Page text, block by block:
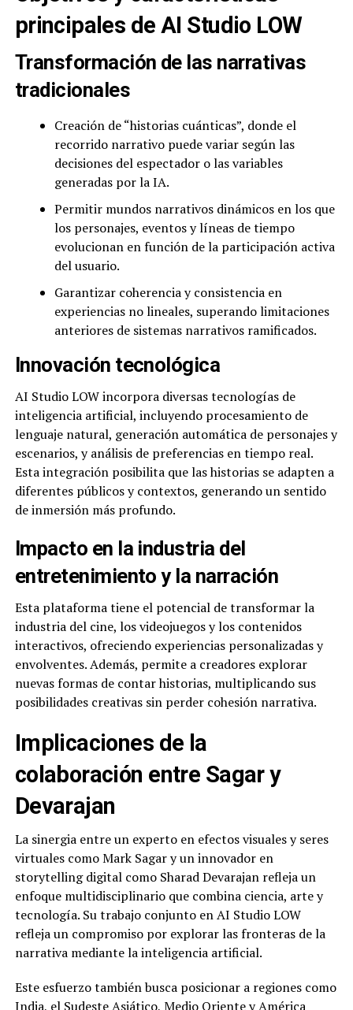
principales de AI Studio LOW
Transformación de las narrativas
tradicionales
Creación de “historias cuánticas”, donde el
recorrido narrativo puede variar según las
decisiones del espectador o las variables
generadas por la IA.
Permitir mundos narrativos dinámicos en los que
los personajes, eventos y líneas de tiempo
evolucionan en función de la participación activa
del usuario.
Garantizar coherencia y consistencia en
experiencias no lineales, superando limitaciones
anteriores de sistemas narrativos ramificados.
Innovación tecnológica
AI Studio LOW incorpora diversas tecnologías de
inteligencia artificial, incluyendo procesamiento de
lenguaje natural, generación automática de personajes y
escenarios, y análisis de preferencias en tiempo real.
Esta integración posibilita que las historias se adapten a
diferentes públicos y contextos, generando un sentido
de inmersión más profundo.
Impacto en la industria del
entretenimiento y la narración
Esta plataforma tiene el potencial de transformar la
industria del cine, los videojuegos y los contenidos
interactivos, ofreciendo experiencias personalizadas y
envolventes. Además, permite a creadores explorar
nuevas formas de contar historias, multiplicando sus
posibilidades creativas sin perder cohesión narrativa.
Implicaciones de la
colaboración entre Sagar y
Devarajan
La sinergia entre un experto en efectos visuales y seres
virtuales como Mark Sagar y un innovador en
storytelling digital como Sharad Devarajan refleja un
enfoque multidisciplinario que combina ciencia, arte y
tecnología. Su trabajo conjunto en AI Studio LOW
refleja un compromiso por explorar las fronteras de la
narrativa mediante la inteligencia artificial.
Este esfuerzo también busca posicionar a regiones como
India, el Sudeste Asiático, Medio Oriente y América